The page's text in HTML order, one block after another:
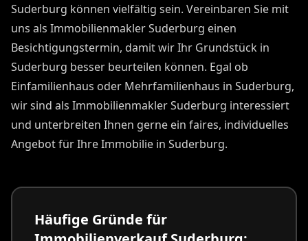
Suderburg können vielfältig sein. Vereinbaren Sie mit
uns als Immobilienmakler Suderburg einen
Besichtigungstermin, damit wir Ihr Grundstück in
Suderburg besser beurteilen können. Egal ob
Einfamilienhaus oder Mehrfamilienhaus in Suderburg,
wir sind als Immobilienmakler Suderburg interessiert
und unterbreiten Ihnen gerne ein faires, individuelles
Angebot für Ihre Immobilie in Suderburg.
Häufige Gründe für